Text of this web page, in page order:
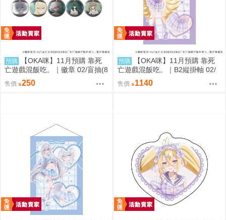
預購
【OKA咪】11月預購 靠死
亡遊戲混飯吃。｜徽章 02/盲抽(8
種)(官方&新繪插畫) 隨機一款
售價 250
預購
【OKA咪】11月預購 靠死
亡遊戲混飯吃。｜B2縦掛軸 02/
(新繪插畫) (御城)
售價 1140